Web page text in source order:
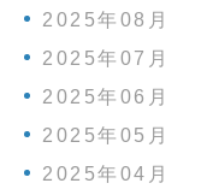
2025年08月
2025年07月
2025年06月
2025年05月
2025年04月